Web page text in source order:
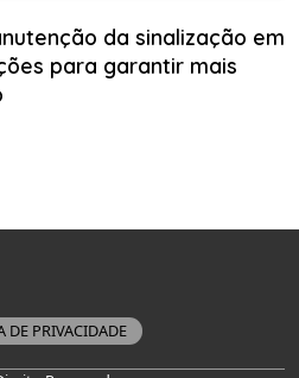
da sinalização em
para garantir mais
DE PRIVACIDADE